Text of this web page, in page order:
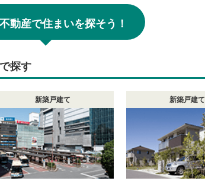
動産で住まいを探そう！
探す
新築戸建て 新築戸建て